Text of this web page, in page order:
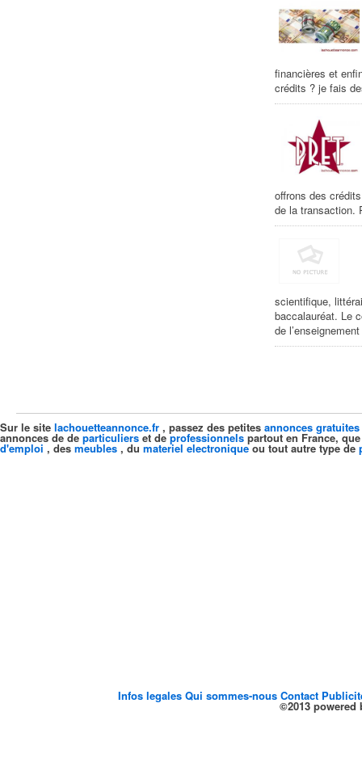
financières et
crédits ? je fais
offrons des
de la transaction.
scientifique,
baccalauréat. Le
de
Sur le site lachouetteannonce.fr , passez des petites annonces gratuites
annonces de de particuliers et deprofessionnels partout en France,
d'emploi , des meubles , du materiel electroniqueou tout autre type de
Infos legalesQui sommes-nousContact
©2013 powered